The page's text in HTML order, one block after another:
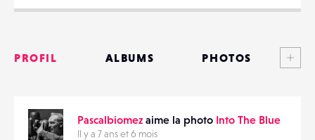
PARTAGER
PROFIL ALBUMS PHOTOS
MATÉRIELS
Pascalbiomez aime la photo Into The Blue
Il y a 7 ans et 6 mois